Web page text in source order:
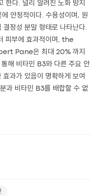
한다. 널리 알려진 노화 방지
안정적이다. 수용성이며, 원
결정성 분말 형태로 나타난다.
피부에 효과적이며, the
Pane은 최대 20% 까지
해 비타민 B3와 다른 주요 안
과가 있음이 명확하게 보여
과 비타민 B3를 배합할 수 없